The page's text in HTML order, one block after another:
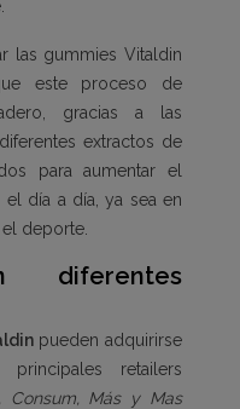
las gummies Vitaldin
este proceso de
gracias a las
extractos de
para aumentar el
día a día, ya sea en
deporte.
diferentes
pueden adquirirse
retailers
Consum, Más y Mas